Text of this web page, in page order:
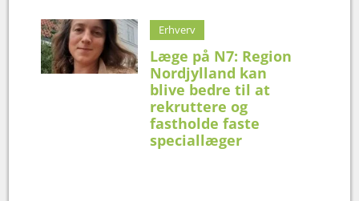
Erhverv
Læge på N7: Region
Nordjylland kan
blive bedre til at
rekruttere og
fastholde faste
speciallæger